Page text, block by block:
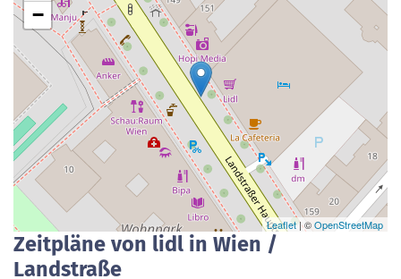
−
Leaflet| ©OpenStreetMap
Zeitpläne von lidl in Wien /
Landstraße